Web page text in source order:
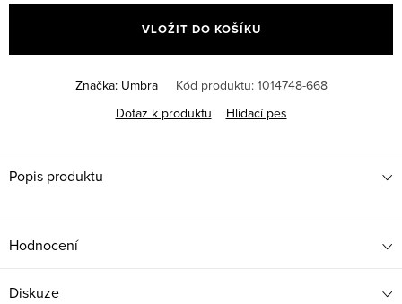
cena:
VLOŽIT DO KOŠÍKU
Značka: Umbra Kód produktu: 1014748-668
Dotaz k produktu
Hlídací pes
Popis produktu
Hodnocení
Diskuze